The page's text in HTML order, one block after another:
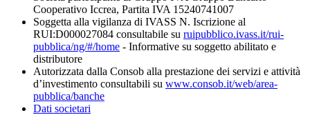
Cooperativo Iccrea, Partita IVA 15240741007
Soggetta alla vigilanza di IVASS N. Iscrizione al
RUI:D000027084 consultabile su ruipubblico.ivass.it/rui-
pubblica/ng/#/home - Informative su soggetto abilitato e
distributore
Autorizzata dalla Consob alla prestazione dei servizi e attività
d’investimento consultabili su www.consob.it/web/area-
pubblica/banche
Dati societari